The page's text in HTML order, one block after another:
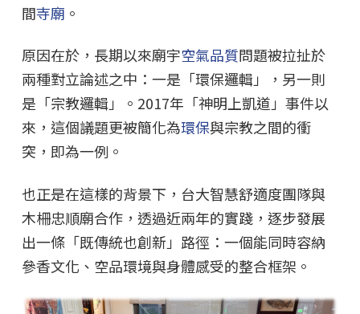
間寺廟 。
原因在於，長期以來廟宇空氣品質問題被拉扯於
兩種對立論述之中：一是「環保邏輯」，另一則
是「宗教邏輯」。2017年「神明上凱道」事件以
來，這個議題更被簡化為環保與宗教之間的衝
突，即為一例。
也正是在這樣的背景下，台大智慧舒適度團隊與
木柵忠順廟合作，透過近兩年的實踐，逐步發展
出一條「既傳統也創新」路徑：一個能同時容納
參香文化、空品環境與身體感受的整合框架。